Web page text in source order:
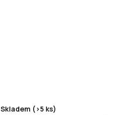
Skladem (>5 ks)